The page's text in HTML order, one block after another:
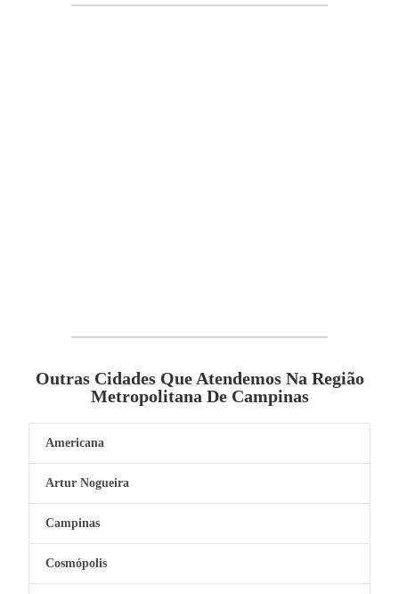
Outras Cidades Que Atendemos Na Região
Metropolitana De Campinas
Americana
Artur Nogueira
Campinas
Cosmópolis